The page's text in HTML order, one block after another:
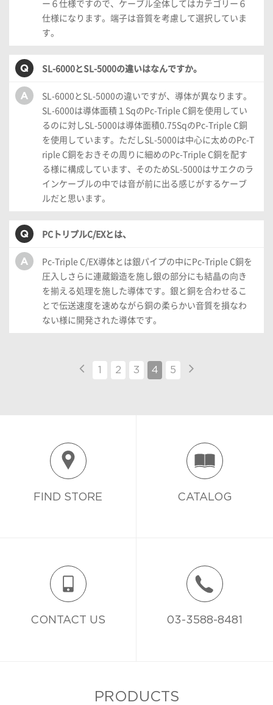
ー６仕様ですので、ケーブル全体してはカテゴリー６
仕様になります。端子は音質を考慮して選択していま
す。
SL-6000とSL-5000の違いはなんですか。
SL-6000とSL-5000の違いですが、導体が異なります。
SL-6000は導体面積１SqのPc-Triple C銅を使用してい
るのに対しSL-5000は導体面積0.75SqのPc-Triple C銅
を使用しています。ただしSL-5000は中心に太めのPc-T
riple C銅をおきその周りに細めのPc-Triple C銅を配す
る様に構成しています、そのためSL-5000はサエクのラ
インケーブルの中では音が前に出る感じがするケーブ
ルだと思います。
PCトリプルC/EXとは、
Pc-Triple C/EX導体とは銀パイプの中にPc-Triple C銅を
圧入しさらに連蔵鍛造を施し銀の部分にも結晶の向き
を揃える処理を施した導体です。銀と銅を合わせるこ
とで伝送速度を速めながら銅の柔らかい音質を損なわ
ない様に開発された導体です。
1 2 3 4 5
FIND STORE CATALOG
CONTACT US 03-3588-8481
PRODUCTS